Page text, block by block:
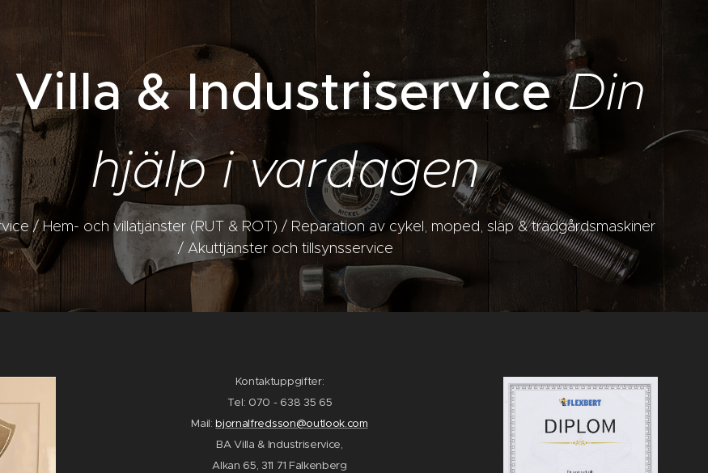
Villa & Industriservice Din
hjälp i vardagen
/ Hem- och villatjänster (RUT & ROT) / Reparation av cykel, moped, släp & trädgårdsmaskiner
/ Akuttjänster och tillsynsservice
Kontaktuppgifter:
Tel: 070 - 638 35 65
Mail:bjornalfredsson@outlook.com
BA Villa & Industriservice,
Alkan 65, 311 71 Falkenberg